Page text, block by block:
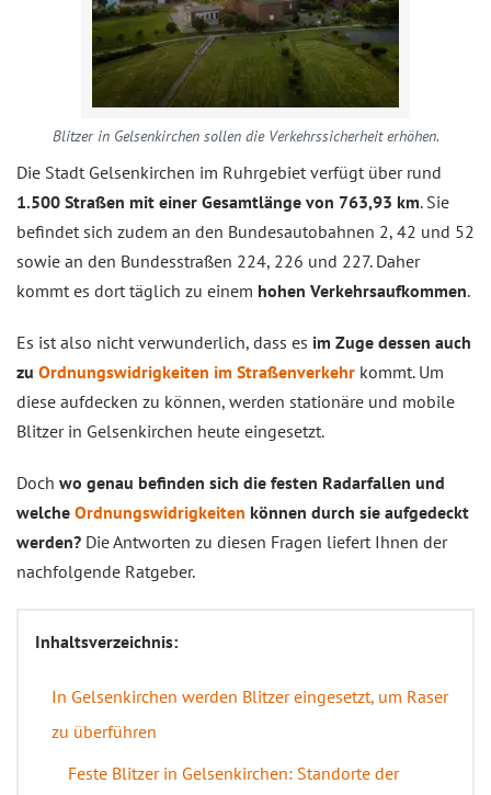
Blitzer in Gelsenkirchen sollen die Verkehrssicherheit erhöhen.
Die Stadt Gelsenkirchen im Ruhrgebiet verfügt über rund
1.500 Straßen mit einer Gesamtlänge von 763,93 km. Sie
befindet sich zudem an den Bundesautobahnen 2, 42 und 52
sowie an den Bundesstraßen 224, 226 und 227. Daher
kommt es dort täglich zu einem hohen Verkehrsaufkommen.
Es ist also nicht verwunderlich, dass es im Zuge dessen auch
zu Ordnungswidrigkeiten im Straßenverkehr kommt. Um
diese aufdecken zu können, werden stationäre und mobile
Blitzer in Gelsenkirchen heute eingesetzt.
Doch wo genau befinden sich die festen Radarfallen und
welche Ordnungswidrigkeiten können durch sie aufgedeckt
werden? Die Antworten zu diesen Fragen liefert Ihnen der
nachfolgende Ratgeber.
Inhaltsverzeichnis:
In Gelsenkirchen werden Blitzer eingesetzt, um Raser
zu überführen
Feste Blitzer in Gelsenkirchen: Standorte der